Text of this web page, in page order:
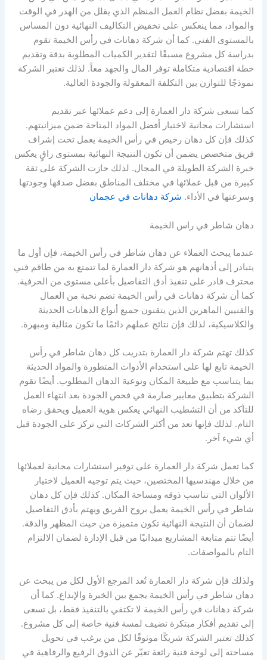
الخيمة بفضل نظام العمل المنظم الذي يقلل من الهدر في الوقت
والمواد، مما ينعكس على تخفيض التكاليف النهائية دون المساس
بالمستوى الفني. كما أن شركة دهانات في رأس الخيمة تقوم
بدراسة كل مشروع مسبقًا لتقدير الكميات المطلوبة بدقة وتقديم
خطة اقتصادية متكاملة توفر المال والجهد معاً. لذلك تعتبر الشركة
نموذجًا للتوازن بين التكلفة المعقولة والجودة العالية.
كما تسعى شركة دار العمارة إلى دعم عملائها عبر تقديم
استشارات مجانية لاختيار أفضل المواد المتاحة ضمن ميزانيتهم.
كذلك فإن كل دهان رخيص في رأس الخيمة يعمل تحت إشراف
فريق متخصص يضمن أن تكون النتيجة النهائية بمستوى راقٍ يعكس
خبرة الشركة الطويلة في المجال. لذلك حازت الشركة على ثقة
كبيرة من قبل عملائها في مختلف المناطق بفضل صدقها وجودتها
وسرعتها في الأداء. شركة دهانات في عجمان
دهان شاطر في راس الخيمة
عندما يبحث العملاء عن دهان شاطر في رأس الخيمة، فإن أول ما
يتبادر إلى أذهانهم هو شركة دار العمارة لما تتمتع به من طاقم فني
محترف قادر على تنفيذ أدق التفاصيل بأعلى مستوى من الحرفية.
كما أن شركة دهانات في رأس الخيمة تضم نخبة من العمال
والفنيين الماهرين الذين يتقنون جميع أنواع الدهانات الحديثة
والكلاسيكية، لذلك فإن نتائج عملهم دائمًا ما تكون مثالية ومبهرة.
كذلك تهتم شركة دار العمارة بتدريب كل دهان شاطر في رأس
الخيمة تابع لها على استخدام الأدوات المتطورة والمواد الحديثة
بما يتناسب مع طبيعة المكان ونوعية الدهان المطلوب. أيضًا تقوم
الشركة بتطبيق معايير صارمة في فحص الجودة بعد انتهاء العمل
للتأكد من أن التشطيب النهائي يعكس هوية العميل ويحقق رضاه
التام. لذلك فإنها تعد من أكثر الشركات التي تركز على الجودة قبل
أي شيء آخر.
كما تعمل شركة دار العمارة على توفير استشارات مجانية لعملائها
من خلال مهندسيها المختصين، حيث يتم توجيه العميل لاختيار
الألوان التي تناسب ذوقه ومساحة المكان. كذلك فإن كل دهان
شاطر في رأس الخيمة يعمل بروح الفريق ويهتم بأدق التفاصيل
لضمان أن النتيجة النهائية تكون متميزة من حيث المظهر والدقة.
أيضًا تتم متابعة المشاريع ميدانيًا من قبل الإدارة لضمان الالتزام
التام بالمواصفات.
ولذلك فإن شركة دار العمارة تُعد المرجع الأول لكل من يبحث عن
دهان شاطر في رأس الخيمة يجمع بين الخبرة والإبداع. كما أن
شركة دهانات في رأس الخيمة لا تكتفي بالتنفيذ فقط، بل تسعى
إلى تقديم أفكار مبتكرة تضيف لمسة فنية خاصة إلى كل مشروع.
كذلك تعتبر الشركة شريكًا موثوقًا لكل من يرغب في تحويل
مساحته إلى لوحة فنية رائعة تعبّر عن الذوق الرفيع والرفاهية في